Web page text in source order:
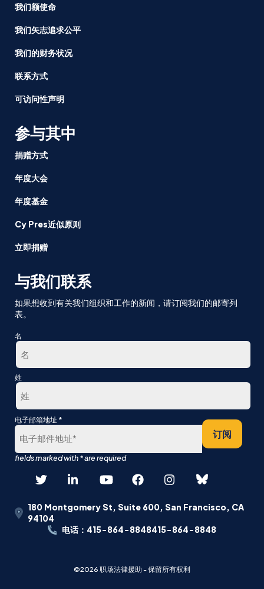
我们额使命
我们矢志追求公平
我们的财务状况
联系方式
可访问性声明
参与其中
捐赠方式
年度大会
年度基金
Cy Pres近似原则
立即捐赠
与我们联系
如果想收到有关我们组织和工作的新闻，请订阅我们的邮寄列
表。
名
第
姓
最
后
电子邮箱地址 *
订阅
180 Montgomery St, Suite 600, San Francisco, CA
94104
电话：415-864-8848415-864-8848
©2026 职场法律援助 - 保留所有权利